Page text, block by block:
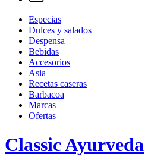
Especias
Dulces y salados
Despensa
Bebidas
Accesorios
Asia
Recetas caseras
Barbacoa
Marcas
Ofertas
Classic Ayurveda